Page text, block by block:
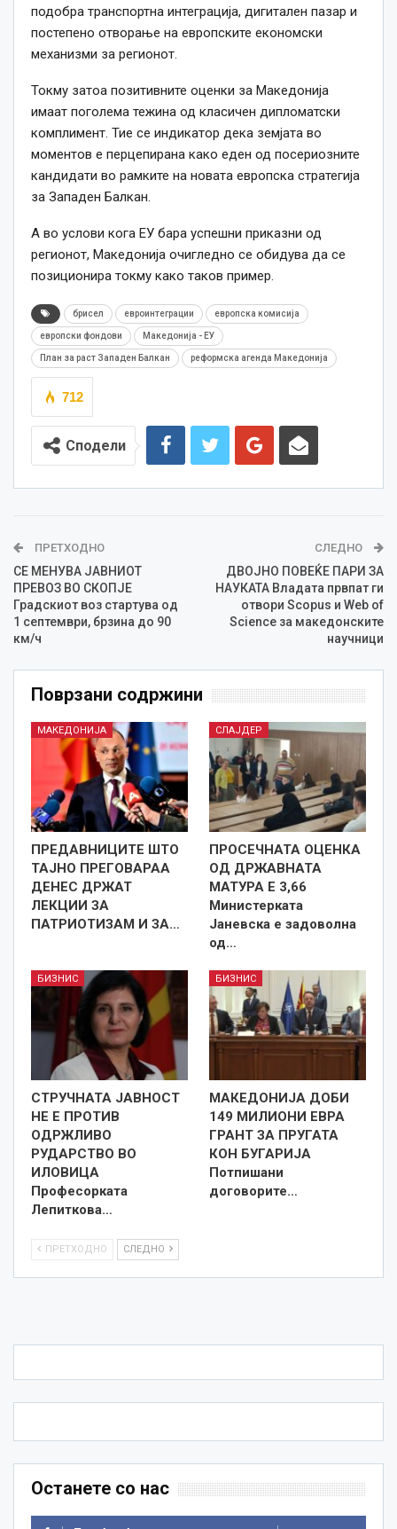
подобра транспортна интеграција, дигитален пазар и
постепено отворање на европските економски
механизми за регионот.
Токму затоа позитивните оценки за Македонија
имаат поголема тежина од класичен дипломатски
комплимент. Тие се индикатор дека земјата во
моментов е перцепирана како еден од посериозните
кандидати во рамките на новата европска стратегија
за Западен Балкан.
А во услови кога ЕУ бара успешни приказни од
регионот, Македонија очигледно се обидува да се
позиционира токму како таков пример.
брисел евроинтеграции европска комисија
европски фондови Македонија - ЕУ
План за раст Западен Балкан реформска агенда Македонија
712
Сподели
ПРЕТХОДНО
СЕ МЕНУВА ЈАВНИОТ
ПРЕВОЗ ВО СКОПЈЕ
Градскиот воз стартува од
1 септември, брзина до 90
км/ч
СЛЕДНО
ДВОЈНО ПОВЕЌЕ ПАРИ ЗА
НАУКАТА Владата првпат ги
отвори Scopus и Web of
Science за македонските
научници
Поврзани содржини
МАКЕДОНИЈА
ПРЕДАВНИЦИТЕ ШТО
ТАЈНО ПРЕГОВАРАА
ДЕНЕС ДРЖАТ
ЛЕКЦИИ ЗА
ПАТРИОТИЗАМ И ЗА…
СЛАЈДЕР
ПРОСЕЧНАТА ОЦЕНКА
ОД ДРЖАВНАТА
МАТУРА Е 3,66
Министерката
Јаневска е задоволна
од…
БИЗНИС
СТРУЧНАТА ЈАВНОСТ
НЕ Е ПРОТИВ
ОДРЖЛИВО
РУДАРСТВО ВО
ИЛОВИЦА
Професорката
Лепиткова…
БИЗНИС
МАКЕДОНИЈА ДОБИ
149 МИЛИОНИ ЕВРА
ГРАНТ ЗА ПРУГАТА
КОН БУГАРИЈА
Потпишани
договорите…
ПРЕТХОДНО СЛЕДНО
Останете со нас